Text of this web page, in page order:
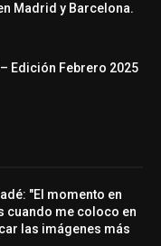
Madrid y Barcelona.
Edición Febrero 2025
"El momento en
cuando me coloco en
las imágenes más